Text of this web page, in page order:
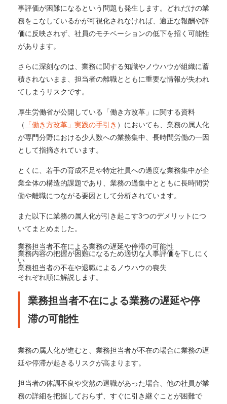
事評価が困難になるという問題も発生します。どれだけの業
務をこなしているかが可視化されなければ、適正な報酬や評
価に反映されず、社員のモチベーションの低下を招く可能性
があります。
さらに深刻なのは、業務に関する知識やノウハウが組織に蓄
積されないまま、担当者の離職とともに重要な情報が失われ
てしまうリスクです。
厚生労働省が公開している「働き方改革」に関する資料
（
「働き方改革」実践の手引き ）においても、業務の属人化
が専門分野における少人数への業務集中、長時間労働の一因
として指摘されています。
​とく に、若手の育成不足や特定社員への過度な業務集中が企
業全体の構造的課題であり、 業務の過集中とともに長時間労
働や離職につながる要因として分析されています。
また以下に業務の属人化が引き起こす3つのデメリットにつ
いてまとめました。
業務担当者不在による業務の遅延や停滞の可能性
業務内容の把握が困難になるため適切な人事評価を下しにく
い
業務担当者の不在や退職によるノウハウの喪失
それぞれ順に解説します。​
業務担当者不在による業務の遅延や停
滞の可能性
業務の属人化が進むと、業務担当者が不在の場合に業務の遅
延や停滞が起きるリスクが高まります。
担当者の体調不良や突然の退職があった場合、他の社員が業
務の詳細を把握しておらず、すぐに引き継ぐことが困難で